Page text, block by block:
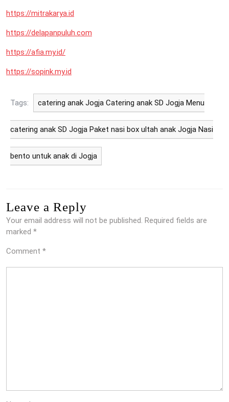
https://mitrakarya.id
https://delapanpuluh.com
https://afia.my.id/
https://sopink.my.id
Tags: catering anak Jogja Catering anak SD Jogja Menu
catering anak SD Jogja Paket nasi box ultah anak Jogja Nasi
bento untuk anak di Jogja
Leave a Reply
Your email address will not be published. Required fields are
marked *
Comment *